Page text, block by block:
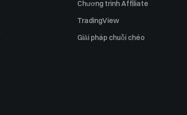
Chương trình Affiliate
TradingView
Giải pháp chuỗi chéo